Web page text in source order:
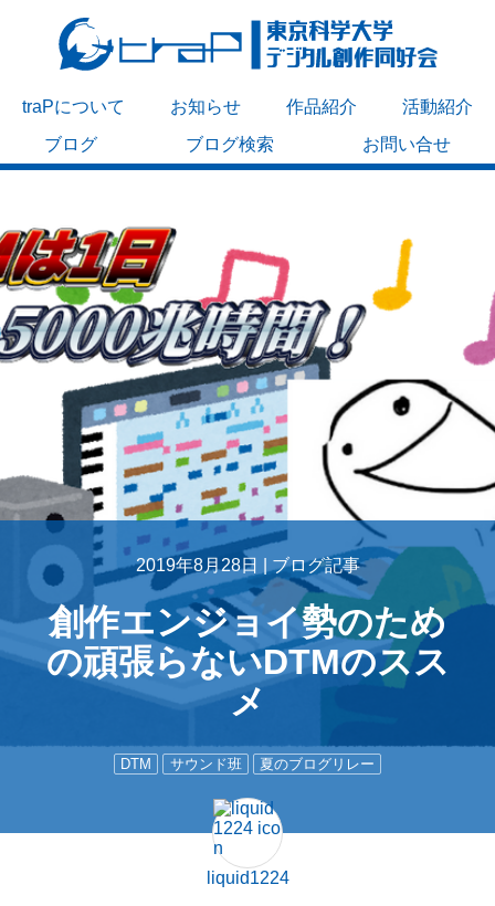
traPについて お知らせ 作品紹介
活動紹介
ブログ
ブログ検索 お問い合せ
2019年8月28日 | ブログ記事
創作エンジョイ勢のため
の頑張らないDTMのスス
メ
DTM サウンド班 夏のブログリレー
liquid1224